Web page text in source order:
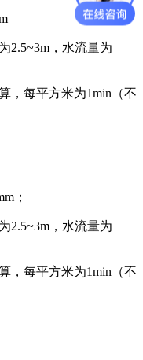
2.5~3m，水流量为
，每平方米为1min（不
；
2.5~3m，水流量为
，每平方米为1min（不